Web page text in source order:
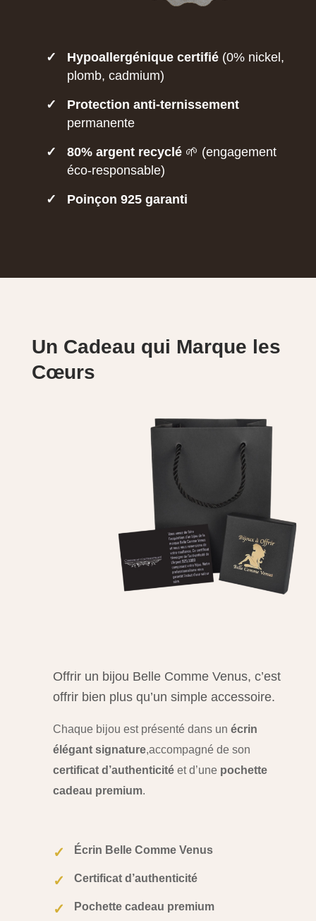
✓ Hypoallergénique certifié(0% nickel,
plomb, cadmium)
✓
Protection anti-ternissement
permanente
✓ 80% argent recyclé🌱 (engagement
éco-responsable)
✓ Poinçon 925 garanti
Un Cadeau qui Marque les
Cœurs
Offrir un bijou Belle Comme Venus, c’est
offrir bien plus qu’un simple accessoire.
Chaque bijou est présenté dans un écrin
élégant signature,accompagné de son
certificat d’authenticitéet d’une pochette
cadeau premium.
✓ Écrin Belle Comme Venus
✓ Certificat d’authenticité
✓ Pochette cadeau premium